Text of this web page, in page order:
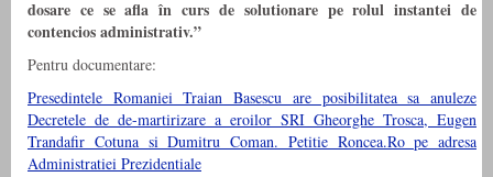
dosare ce se afla în curs de solutionare pe rolul instantei de
contencios administrativ.”
Pentru documentare:
Presedintele Romaniei Traian Basescu are posibilitatea sa anuleze
Decretele de de-martirizare a eroilor SRI Gheorghe Trosca, Eugen
Trandafir Cotuna si Dumitru Coman. Petitie Roncea.Ro pe adresa
Administratiei Prezidentiale